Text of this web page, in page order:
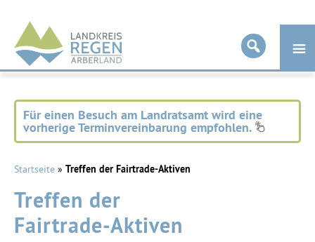
Landkreis
Regen
Für einen Besuch am Landratsamt wird eine
vorherige Terminvereinbarung empfohlen.
Startseite » Treffen der Fairtrade-Aktiven
Treffen der
Fairtrade-Aktiven